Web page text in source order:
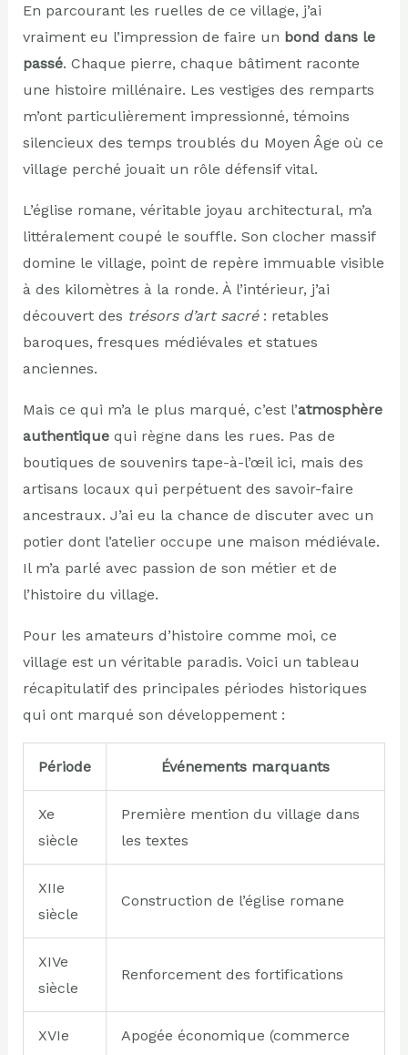
En parcourant les ruelles de ce village, j’ai
vraiment eu l’impression de faire un bond dans le
passé. Chaque pierre, chaque bâtiment raconte
une histoire millénaire. Les vestiges des remparts
m’ont particulièrement impressionné, témoins
silencieux des temps troublés du Moyen Âge où ce
village perché jouait un rôle défensif vital.
L’église romane, véritable joyau architectural, m’a
littéralement coupé le souffle. Son clocher massif
domine le village, point de repère immuable visible
à des kilomètres à la ronde. À l’intérieur, j’ai
découvert des trésors d’art sacré: retables
baroques, fresques médiévales et statues
anciennes.
Mais ce qui m’a le plus marqué, c’est l’atmosphère
authentiquequi règne dans les rues. Pas de
boutiques de souvenirs tape-à-l’œil ici, mais des
artisans locaux qui perpétuent des savoir-faire
ancestraux. J’ai eu la chance de discuter avec un
potier dont l’atelier occupe une maison médiévale.
Il m’a parlé avec passion de son métier et de
l’histoire du village.
Pour les amateurs d’histoire comme moi, ce
village est un véritable paradis. Voici un tableau
récapitulatif des principales périodes historiques
qui ont marqué son développement :
Période Événements marquants
Xe
siècle
Première mention du village dans
les textes
XIIe
siècle
Construction de l’église romane
XIVe
siècle
Renforcement des fortifications
XVIe
Apogée économique (commerce